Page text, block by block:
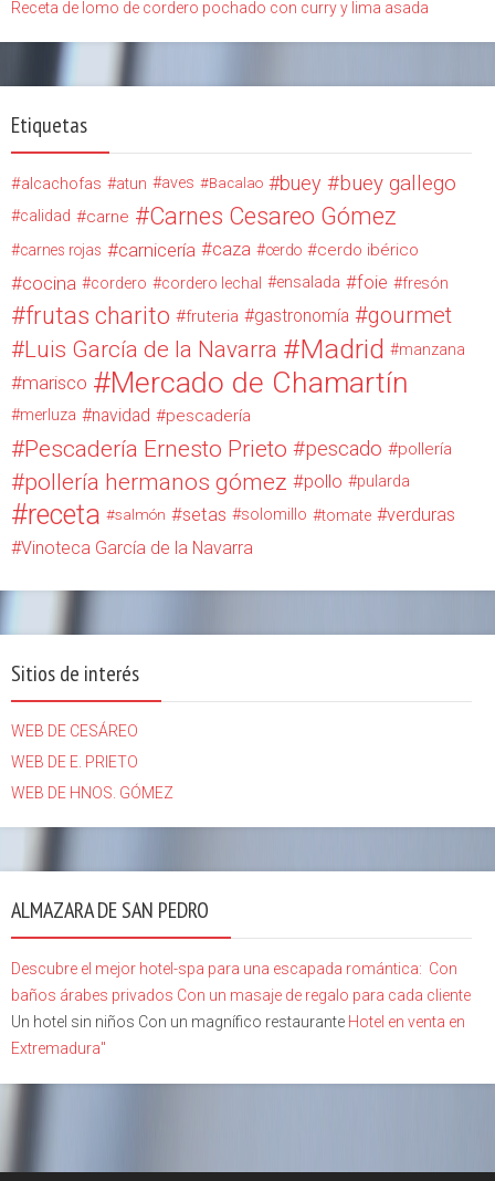
Receta de lomo de cordero pochado con curry y lima asada
Etiquetas
alcachofas atun aves Bacalao buey buey gallego
calidad carne Carnes Cesareo Gómez
carnes rojas carnicería caza cerdo cerdo ibérico
cocina cordero cordero lechal ensalada foie fresón
frutas charito fruteria gastronomía gourmet
Luis García de la Navarra Madrid manzana
marisco Mercado de Chamartín
merluza navidad pescadería
Pescadería Ernesto Prieto pescado pollería
pollería hermanos gómez pollo pularda
receta salmón setas solomillo tomate
verduras
Vinoteca García de la Navarra
Sitios de interés
WEB DE CESÁREO
WEB DE E. PRIETO
WEB DE HNOS. GÓMEZ
ALMAZARA DE SAN PEDRO
Descubre el mejor hotel-spa para una escapada romántica: Con
baños árabes privados Con un masaje de regalo para cada cliente
Un hotel sin niños Con un magnífico restaurante Hotel en venta en
Extremadura"